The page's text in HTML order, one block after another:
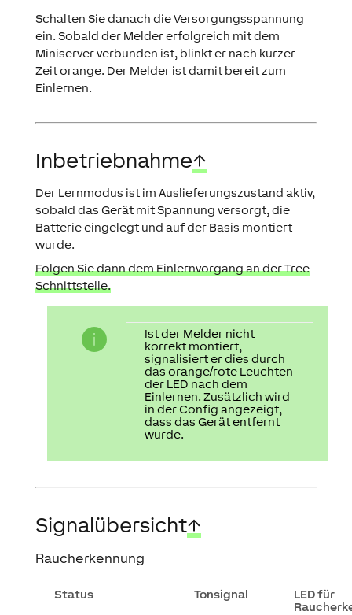
Schalten Sie danach die Versorgungsspannung
ein. Sobald der Melder erfolgreich mit dem
Miniserver verbunden ist, blinkt er nach kurzer
Zeit orange. Der Melder ist damit bereit zum
Einlernen.
Inbetriebnahme↑
Der Lernmodus ist im Auslieferungszustand aktiv,
sobald das Gerät mit Spannung versorgt, die
Batterie eingelegt und auf der Basis montiert
wurde.
Folgen Sie dann dem Einlernvorgang an der Tree
Schnittstelle.
Ist der Melder nicht
korrekt montiert,
signalisiert er dies durch
das orange/rote Leuchten
der LED nach dem
Einlernen. Zusätzlich wird
in der Config angezeigt,
dass das Gerät entfernt
wurde.
Signalübersicht↑
Raucherkennung
Status Tonsignal
LED für